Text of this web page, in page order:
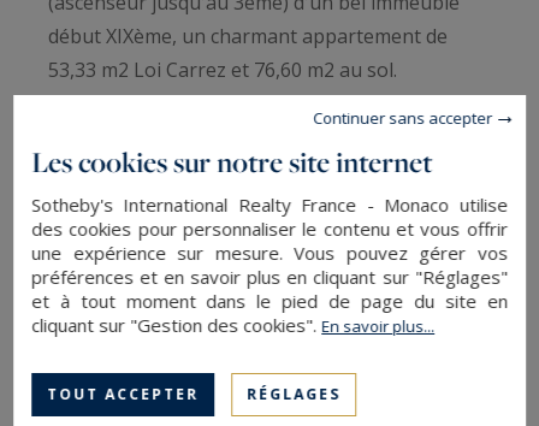
début XIXème, un charmant appartement de
53,33 m2 Loi Carrez et 76,60 m2 au sol.
prêt à l'usage et climatisé, se compose:
- au 4ème étage d'un salon avec tommettes et
cheminée avec une vue remarquable sur
l'Avenue Matignon jusqu'à la Tour Eiffel.
- au 5ème étage se trouvent une cuisine ouverte
et équipée, sa salle-à-manger traversante, une
chambre exposée Sud-Est au calme des arbres
Les cookies sur notre site internet
Sotheby's International Realty France - Monaco utilise
des cookies pour personnaliser le contenu et vous offrir
une expérience sur mesure. Vous pouvez gérer vos
préférences et en savoir plus en cliquant sur "Réglages"
et à tout moment dans le pied de page du site en
cliquant sur "Gestion des cookies".En savoir plus...
TOUT ACCEPTER RÉGLAGES
Continuer sans accepter